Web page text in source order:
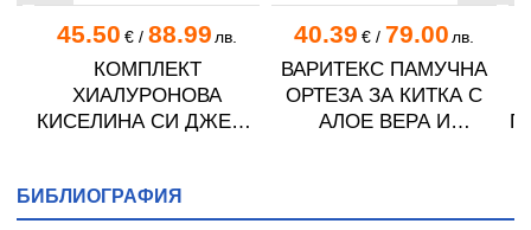
45.50 €/ 88.99 лв.
КОМПЛЕКТ
ХИАЛУРОНОВА
КИСЕЛИНА СИ ДЖЕЛИ
40.39 €/ 79.00 лв.
ВАРИТЕКС ПАМУЧНА
ОРТЕЗА ЗА КИТКА С
АЛОЕ ВЕРА И
БИБЛИОГРАФИЯ